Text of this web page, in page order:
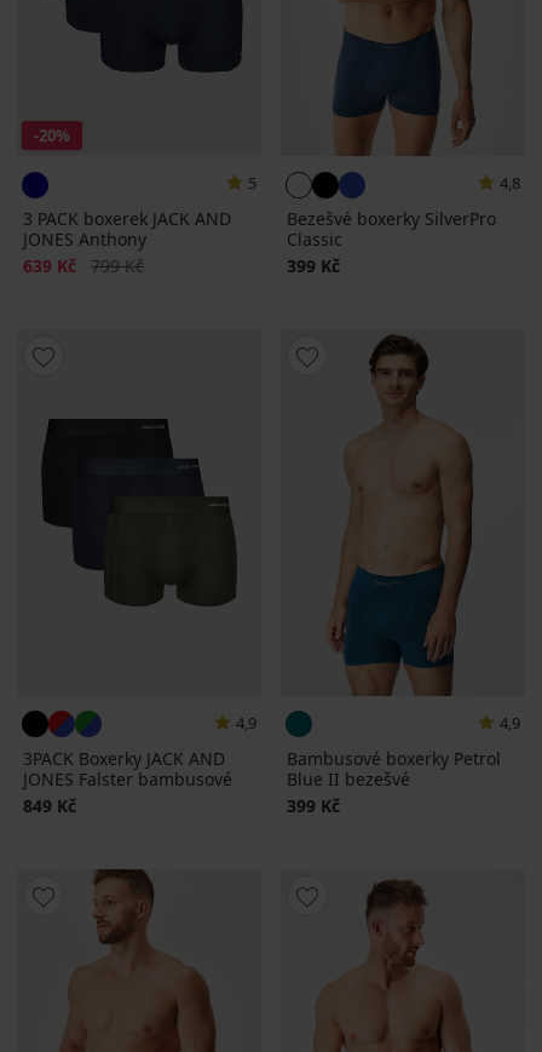
-20%
5
3 PACK boxerek JACK AND
JONES Anthony
Sleva
639 Kč Původní cena
799 Kč
4,8
Bezešvé boxerky SilverPro
Classic
399 Kč
4,9
3PACK Boxerky JACK AND
JONES Falster bambusové
849 Kč
4,9
Bambusové boxerky Petrol
Blue II bezešvé
399 Kč